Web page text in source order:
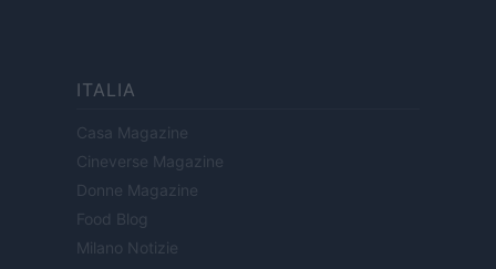
ITALIA
Casa Magazine
Cineverse Magazine
Donne Magazine
Food Blog
Milano Notizie